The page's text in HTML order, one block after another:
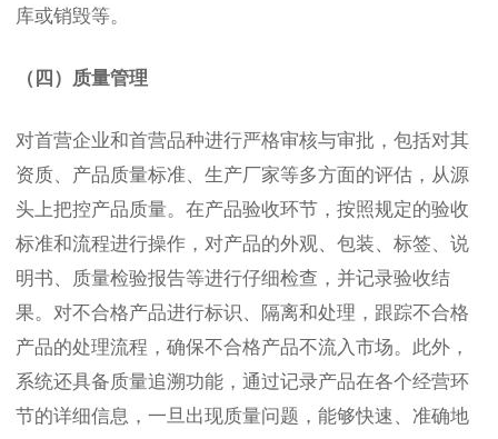
库或销毁等。
（四）质量管理
对首营企业和首营品种进行严格审核与审批，包括对其
资质、产品质量标准、生产厂家等多方面的评估，从源
头上把控产品质量。在产品验收环节，按照规定的验收
标准和流程进行操作，对产品的外观、包装、标签、说
明书、质量检验报告等进行仔细检查，并记录验收结
果。对不合格产品进行标识、隔离和处理，跟踪不合格
产品的处理流程，确保不合格产品不流入市场。此外，
系统还具备质量追溯功能，通过记录产品在各个经营环
节的详细信息，一旦出现质量问题，能够快速、准确地